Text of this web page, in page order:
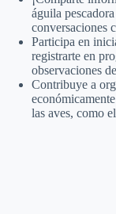
águila
conversaciones
Participa en
registrarte en
observaciones
Contribuye a
las aves, como